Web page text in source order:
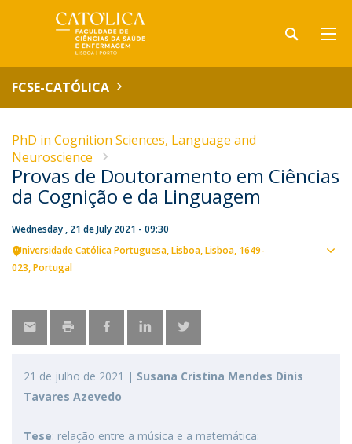
FCSE-CATÓLICA
PhD in Cognition Sciences, Language and
Neuroscience
Provas de Doutoramento em Ciências
da Cognição e da Linguagem
Wednesday , 21 de July 2021 - 09:30
Universidade Católica Portuguesa Lisboa Lisboa 1649-
023 Portugal
21 de julho de 2021 | Susana Cristina Mendes Dinis
Tavares Azevedo
Tese: relação entre a música e a matemática: